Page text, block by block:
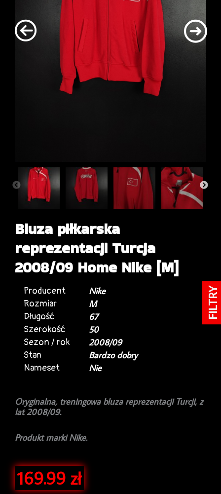
Bluza piłkarska
reprezentacji Turcja
2008/09 Home Nike [M]
Producent
Nike
Rozmiar
M
Długość
67
Szerokość
50
Sezon / rok
2008/09
Stan
Bardzo dobry
Nameset
Nie
Oryginalna, treningowa bluza reprezentacji Turcji, z
lat 2008/09.
Produkt marki Nike.
169.99 zł
FILTRY